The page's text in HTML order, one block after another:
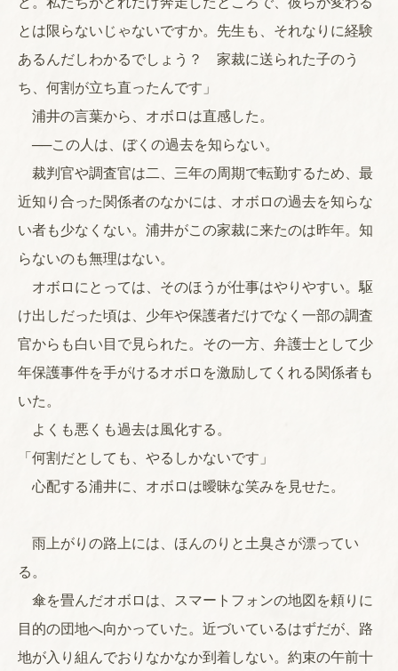
とは限らないじゃないですか。先生も、それなりに経験
あるんだしわかるでしょう？ 家裁に送られた子のう
ち、何割が立ち直ったんです」
浦井の言葉から、オボロは直感した。
──この人は、ぼくの過去を知らない。
裁判官や調査官は二、三年の周期で転勤するため、最
近知り合った関係者のなかには、オボロの過去を知らな
い者も少なくない。浦井がこの家裁に来たのは昨年。知
らないのも無理はない。
オボロにとっては、そのほうが仕事はやりやすい。駆
け出しだった頃は、少年や保護者だけでなく一部の調査
官からも白い目で見られた。その一方、弁護士として少
年保護事件を手がけるオボロを激励してくれる関係者も
いた。
よくも悪くも過去は風化する。
「何割だとしても、やるしかないです」
心配する浦井に、オボロは曖昧な笑みを見せた。
雨上がりの路上には、ほんのりと土臭さが漂ってい
る。
傘を畳んだオボロは、スマートフォンの地図を頼りに
目的の団地へ向かっていた。近づいているはずだが、路
地が入り組んでおりなかなか到着しない。約束の午前十